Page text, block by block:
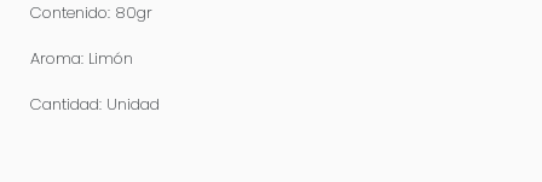
Contenido: 80gr
Aroma: Limón
Cantidad: Unidad